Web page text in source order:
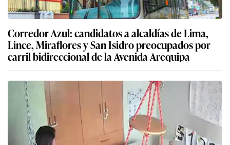
Corredor Azul: candidatos a alcaldías de Lima,
Lince, Miraflores y San Isidro preocupados por
carril bidireccional de la Avenida Arequipa